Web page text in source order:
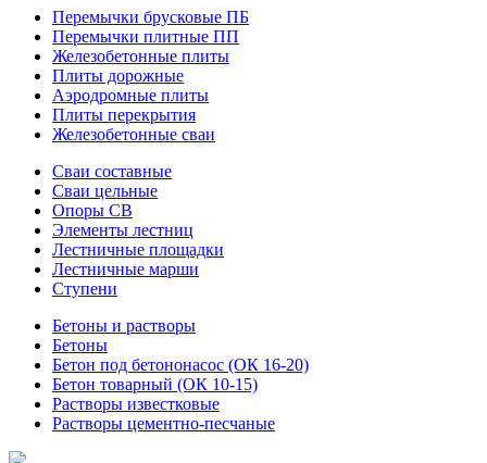
Перемычки брусковые ПБ
Перемычки плитные ПП
Железобетонные плиты
Плиты дорожные
Аэродромные плиты
Плиты перекрытия
Железобетонные сваи
Сваи составные
Сваи цельные
Опоры СВ
Элементы лестниц
Лестничные площадки
Лестничные марши
Ступени
Бетоны и растворы
Бетоны
Бетон под бетононасос (ОК 16-20)
Бетон товарный (ОК 10-15)
Растворы известковые
Растворы цементно-песчаные